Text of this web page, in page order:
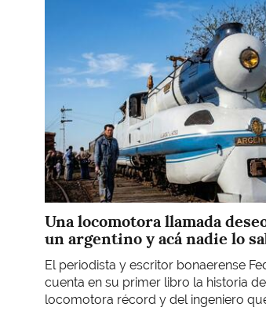
Una locomotora llamada
un argentino y acá nadie lo
El periodista y escritor bonaerense
cuenta en su primer libro la historia
locomotora récord y del ingeniero